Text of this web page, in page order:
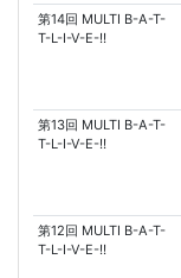
第14回 MULTI B-A-T-
T-L-I-V-E-!!
第13回 MULTI B-A-T-
T-L-I-V-E-!!
第12回 MULTI B-A-T-
T-L-I-V-E-!!